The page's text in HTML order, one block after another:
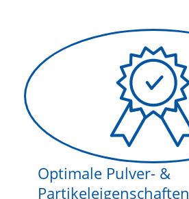
Optimale Pulver- &
Partikeleigenschaften